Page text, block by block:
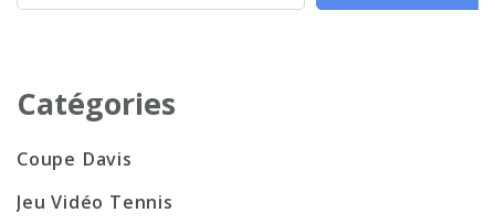
Catégories
Coupe Davis
Jeu Vidéo Tennis